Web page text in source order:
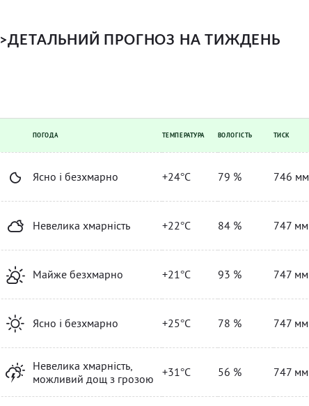
>ДЕТАЛЬНИЙ ПРОГНОЗ НА ТИЖДЕНЬ
ПОГОДА ТЕМПЕРАТУРА ВОЛОГІСТЬ ТИСК
Ясно і безхмарно +24°C 79 % 746 мм
Невелика хмарність +22°C 84 % 747 мм
Майже безхмарно +21°C 93 % 747 мм
Ясно і безхмарно +25°C 78 % 747 мм
Невелика хмарність,
можливий дощ з грозою
+31°C 56 % 747 мм